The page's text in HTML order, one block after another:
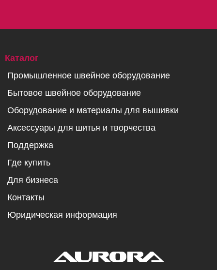
Каталог
Промышленное швейное оборудование
Бытовое швейное оборудование
Оборудование и материалы для вышивки
Аксессуары для шитья и творчества
Поддержка
Где купить
Для бизнеса
Контакты
Юридическая информация